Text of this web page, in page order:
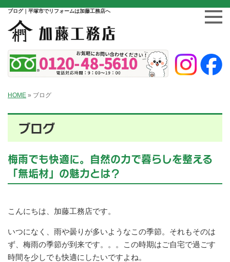
ブログ｜平塚市でリフォームは加藤工務店へ
HOME » ブログ
ブログ
梅雨でも快適に。自然の力で暮らしを整える
「無垢材」の魅力とは？
こんにちは、加藤工務店です。
いつになく、雨や曇りが多いようなこの季節。それもそのは
ず、梅雨の季節が到来です。。。この時期はご自宅で過ごす
時間を少しでも快適にしたいですよね。